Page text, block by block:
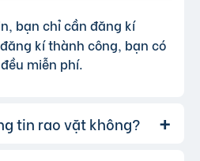
bạn chỉ cần đăng kí
kí thành công, bạn có
miễn phí.
tin rao vặt không?